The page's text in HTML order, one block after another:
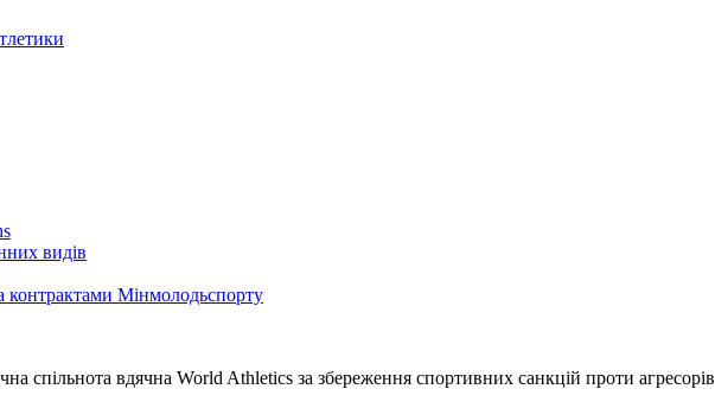
видів
контрактами Мінмолодьспорту
спільнота вдячна World Athletics за збереження спортивних санкцій проти агресорів